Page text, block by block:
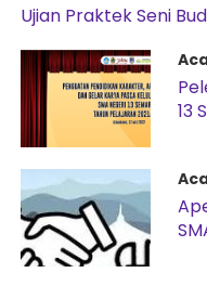
Ujian Praktek Seni
13